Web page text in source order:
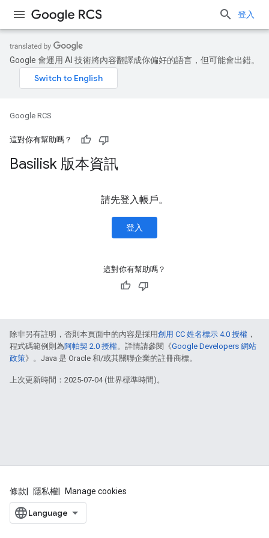
登入
Google 會運用 AI 技術將內容翻譯成你偏好的語言，但可能會出錯。
Google RCS
這對你有幫助嗎？
Basilisk 版本資訊
請先登入帳戶。
登入
這對你有幫助嗎？
除非另有註明，否則本頁面中的內容是採用創用 CC 姓名標示 4.0 授權 ，
程式碼範例則為阿帕契 2.0 授權。詳情請參閱《Google Developers 網站
政策》。Java 是 Oracle 和/或其關聯企業的註冊商標。
上次更新時間：2025-07-04 (世界標準時間)。
條款 隱私權 Manage cookies